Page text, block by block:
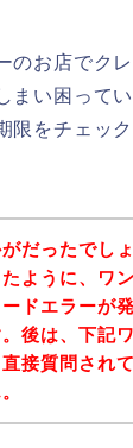
のお店でク
まい困って
限をチェッ
だったでし
ように、ワ
ードエラーが
。後は、下記
直接質問され